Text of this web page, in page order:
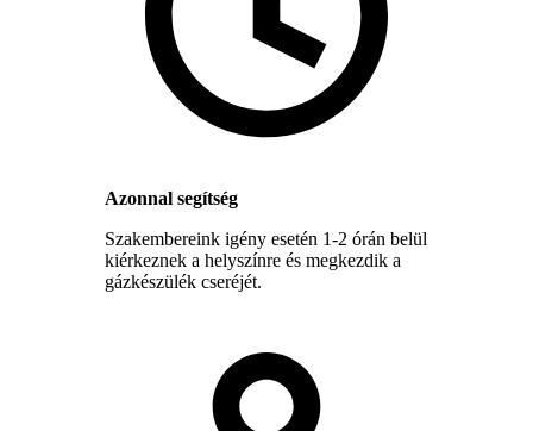
Azonnal segítség
Szakembereink igény esetén 1-2 órán belül
kiérkeznek a helyszínre és megkezdik a
gázkészülék cseréjét.